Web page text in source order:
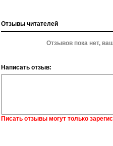
Отзывы читателей
Отзывов пока нет,
Написать отзыв:
Писать отзывы могут только